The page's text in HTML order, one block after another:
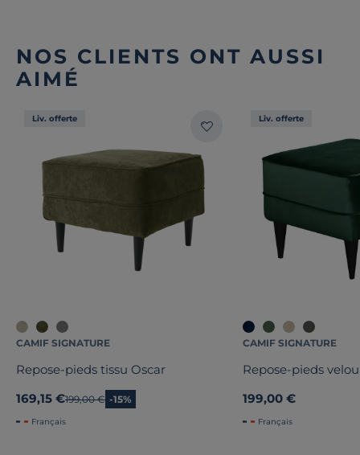
NOS CLIENTS ONT AUSSI
AIMÉ
Liv. offerte
CAMIF SIGNATURE
Repose-pieds tissu Oscar
169,15 €Ancien prix
199,00 € -15%
Français
Liv. offerte
CAMIF SIGNATURE
Repose-pieds
199,00 €
Français